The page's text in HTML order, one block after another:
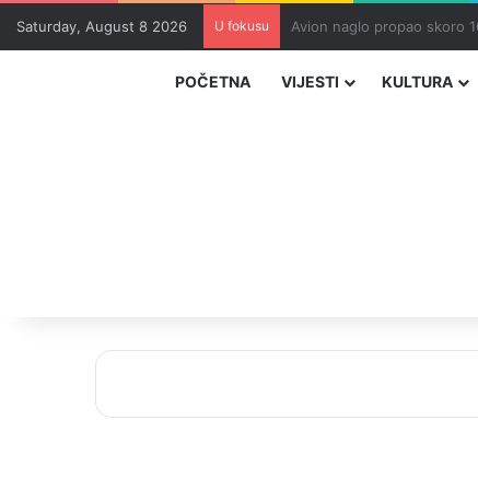
Saturday, August 8 2026 U fokusu Zvizdić, Magazinović i
POČETNA VIJESTI KULTURA